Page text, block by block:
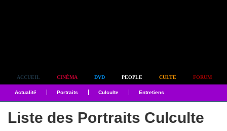
ACCUEIL CINÉMA DVD PEOPLE CULTE FORUM
Actualité Portraits Culculte Entretiens
Liste des Portraits Culculte